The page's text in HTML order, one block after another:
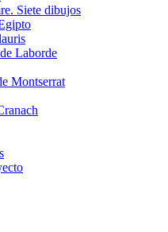
Siete dibujos
Laborde
Montserrat